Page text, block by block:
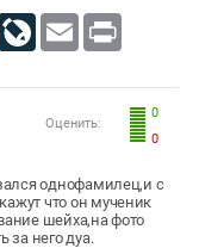
LiveJournal
Email Print
0
0
Оценить:
однофамилец,и с
что он мученик
шейха,на фото
за него дуа.